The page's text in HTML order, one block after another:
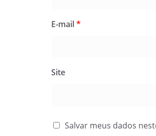
E-mail*
Site
Salvar meus dados